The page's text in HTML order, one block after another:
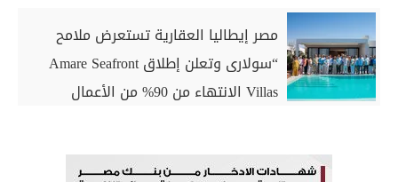
مصر إيطاليا العقارية تستعرض ملامح
“سولارى وتعلن إطلاق Amare Seafront
Villas الانتهاء من 90% من الأعمال